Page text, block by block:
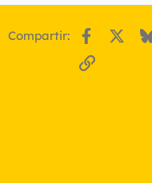
Compartir: Facebook
Enlace